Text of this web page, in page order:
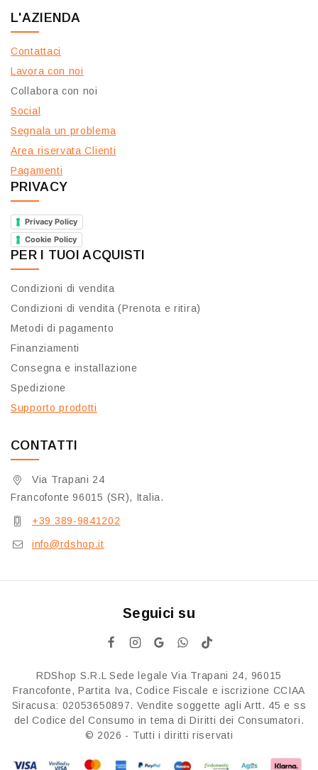
L'AZIENDA
Contattaci
Lavora con noi
Collabora con noi
Social
Segnala un problema
Area riservata Clienti
Pagamenti
PRIVACY
Privacy Policy
Cookie Policy
PER I TUOI ACQUISTI
Condizioni di vendita
Condizioni di vendita (Prenota e ritira)
Metodi di pagamento
Finanziamenti
Consegna e installazione
Spedizione
Supporto prodotti
CONTATTI
Via Trapani 24
Francofonte 96015 (SR), Italia.
+39 389-9841202
info@rdshop.it
Seguici su
RDShop S.R.L Sede legale Via Trapani 24, 96015
Francofonte, Partita Iva, Codice Fiscale e iscrizione CCIAA
Siracusa: 02053650897. Vendite soggette agli Artt. 45 e ss
del Codice del Consumo in tema di Diritti dei Consumatori.
© 2026 - Tutti i diritti riservati